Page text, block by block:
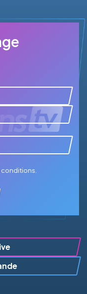
conditions